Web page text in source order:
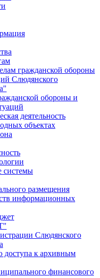
гражданской обороны
Слюдянского
обороны и
деятельность
объектах
размещения
информационных
Слюдянского
доступа к архивным
финансового